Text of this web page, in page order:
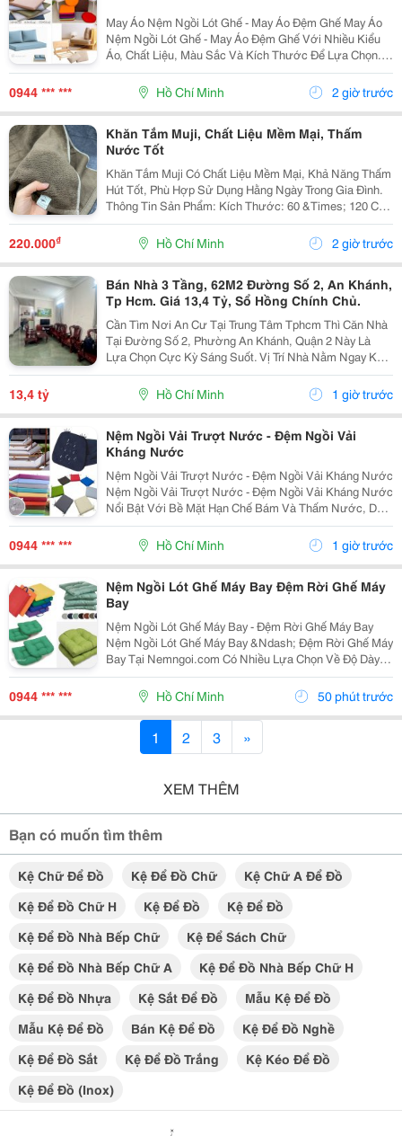
May Áo Nệm Ngồi Lót Ghế - May Áo Đệm Ghế May Áo
Nệm Ngồi Lót Ghế - May Áo Đệm Ghế Với Nhiều Kiểu
Áo, Chất Liệu, Màu Sắc Và Kích Thước Để Lựa Chọn.
Nemngoi.com Tư Vấn Cấu Trúc Áo Phù Hợp, Báo Giá
Nhanh, Nhận Đơn Sỉ Lẻ Và Số Lượng Từ Ít Đến
Nhiều....
0944 *** *** Hồ Chí Minh 2 giờ trước
Khăn Tắm Muji, Chất Liệu Mềm Mại, Thấm
Nước Tốt
Khăn Tắm Muji Có Chất Liệu Mềm Mại, Khả Năng Thấm
Hút Tốt, Phù Hợp Sử Dụng Hằng Ngày Trong Gia Đình.
Thông Tin Sản Phẩm: Kích Thước: 60 &Times; 120 Cm.
Trọng Lượng: Khoảng 440&Ndash;460 G. Chất Liệu
Mềm, Thấm Nước Tốt. Quy Cách: 1 Set Gồm...
220.000₫ Hồ Chí Minh 2 giờ trước
Bán Nhà 3 Tầng, 62M2 Đường Số 2, An Khánh,
Tp Hcm. Giá 13,4 Tỷ, Sổ Hồng Chính Chủ.
Cần Tìm Nơi An Cư Tại Trung Tâm Tphcm Thì Căn Nhà
Tại Đường Số 2, Phường An Khánh, Quận 2 Này Là
Lựa Chọn Cực Kỳ Sáng Suốt. Vị Trí Nhà Nằm Ngay Khu
Trung Tâm An Khánh, Khu Vực Lõi Của Thành Phố Thủ
Đức. Với Diện Tích 62M2, Kích Thước 4.1M X 15M,...
13,4 tỷ Hồ Chí Minh 1 giờ trước
Nệm Ngồi Vải Trượt Nước - Đệm Ngồi Vải
Kháng Nước
Nệm Ngồi Vải Trượt Nước - Đệm Ngồi Vải Kháng Nước
Nệm Ngồi Vải Trượt Nước - Đệm Ngồi Vải Kháng Nước
Nổi Bật Với Bề Mặt Hạn Chế Bám Và Thấm Nước, Dễ
Lau Sạch, Kết Hợp Nhiều Lựa Chọn Ruột Nệm, Độ Dày
Và Kích Thước. Sản Phẩm Đang Có Khuyến Mãi, Ưu
0944 *** *** Hồ Chí Minh 1 giờ trước
Nệm Ngồi Lót Ghế Máy Bay Đệm Rời Ghế Máy
Bay
Nệm Ngồi Lót Ghế Máy Bay - Đệm Rời Ghế Máy Bay
Nệm Ngồi Lót Ghế Máy Bay &Ndash; Đệm Rời Ghế Máy
Bay Tại Nemngoi.com Có Nhiều Lựa Chọn Về Độ Dày,
Ruột Nệm, Chất Liệu Vỏ Và Kích Thước Để Đáp Ứng
Nhu Cầu Người Mua. Sản Phẩm Đang Có Khuyến Mãi,
Ưu Đãi...
0944 *** *** Hồ Chí Minh 50 phút trước
1 2 3 »
XEM THÊM
Bạn có muốn tìm thêm
Kệ Chữ Để Đồ Kệ Để Đồ Chữ
Kệ Chữ A Để Đồ
Kệ Để Đồ Chữ H
Kệ Để Đồ
Kệ Để Đồ
Kệ Để Đồ Nhà Bếp Chữ
Kệ Để Sách Chữ
Kệ Để Đồ Nhà Bếp Chữ A
Kệ Để Đồ Nhà Bếp Chữ H
Kệ Để Đồ Nhựa
Kệ Sắt Để Đồ
Mẫu Kệ Để Đồ
Mẫu Kệ Để Đồ
Bán Kệ Để Đồ
Kệ Để Đồ Nghề
Kệ Để Đồ Sắt
Kệ Để Đồ Trắng
Kệ Kéo Để Đồ
Kệ Để Đồ (inox)